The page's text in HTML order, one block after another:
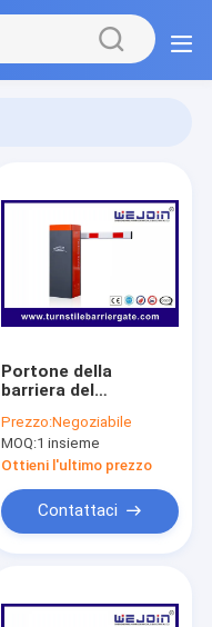
Portone della
barriera del
magazzino AC110V
150W antiurto
Prezzo:Negoziabile
MOQ:1 insieme
Ottieni l'ultimo prezzo
Contattaci